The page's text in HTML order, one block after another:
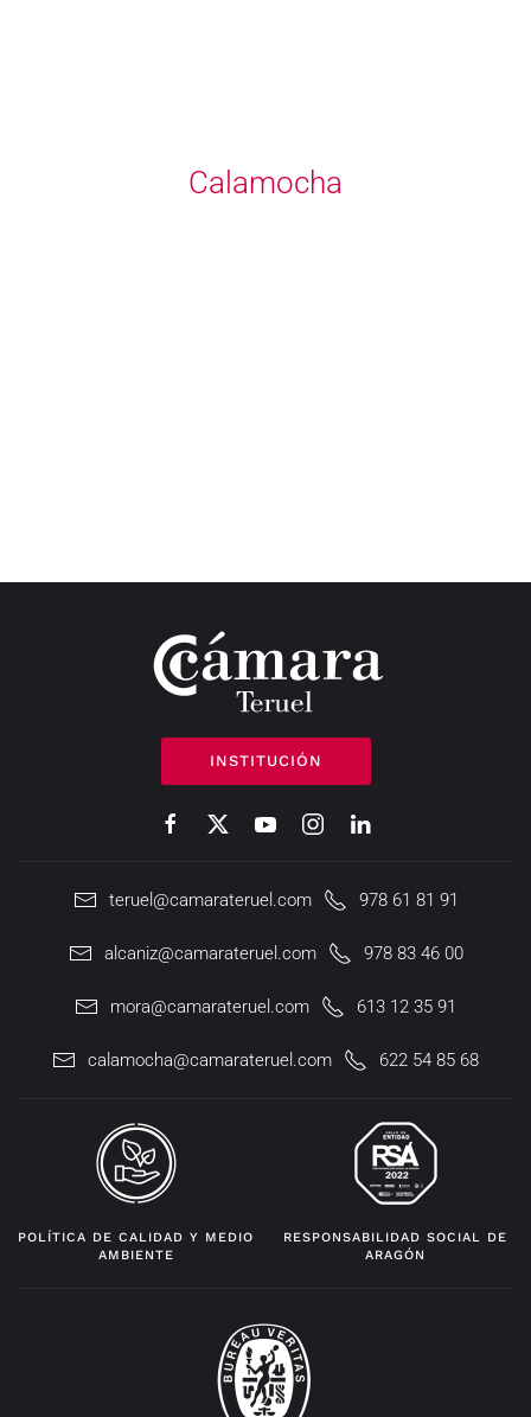
Calamocha
INSTITUCIÓN
teruel@camarateruel.com 978 61 81 91
alcaniz@camarateruel.com 978 83 46 00
mora@camarateruel.com 613 12 35 91
calamocha@camarateruel.com 622 54 85 68
POLÍTICA DE CALIDAD Y MEDIO
AMBIENTE
RESPONSABILIDAD SOCIAL DE
ARAGÓN